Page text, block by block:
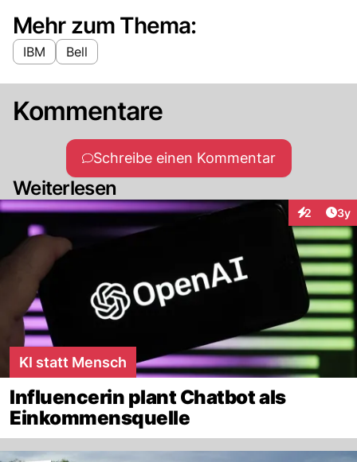
Mehr zum Thema:
IBM Bell
Kommentare
Schreibe einen Kommentar
Weiterlesen
2 3y
KI statt Mensch
Influencerin plant Chatbot als
Einkommensquelle